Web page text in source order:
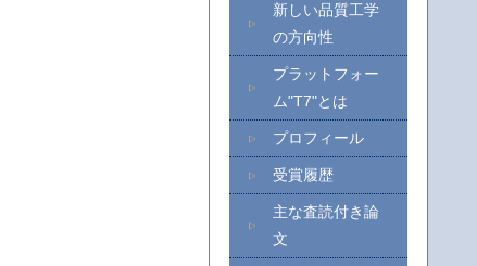
新しい品質工学
の方向性
プラットフォー
ム"T7"とは
プロフィール
受賞履歴
主な査読付き論
文